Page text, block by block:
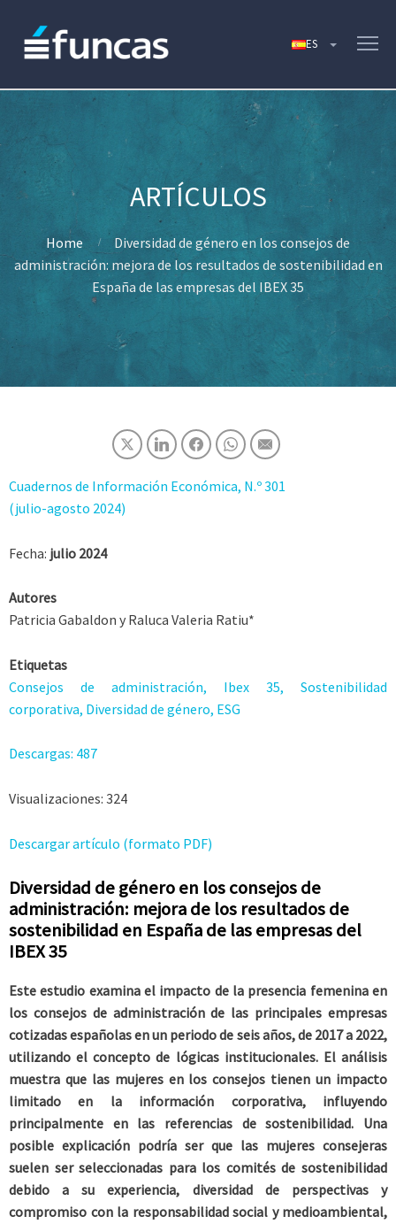
Home
Diversidad de género en los consejos de
administración: mejora de los resultados de sostenibilidad en
España de las empresas del IBEX 35
Cuadernos de Información Económica, N.º 301
(julio-agosto 2024)
Fecha: julio 2024
Autores
Patricia Gabaldon y Raluca Valeria Ratiu*
Etiquetas
Consejos de administración, Ibex 35, Sostenibilidad
corporativa, Diversidad de género, ESG
Descargas: 487
Visualizaciones: 324
Descargar artículo (formato PDF)
Diversidad de género en los consejos de
administración: mejora de los resultados de
sostenibilidad en España de las empresas del
IBEX 35
Este estudio examina el impacto de la presencia femenina en
los consejos de administración de las principales empresas
cotizadas españolas en un periodo de seis años, de 2017 a 2022,
utilizando el concepto de lógicas institucionales. El análisis
muestra que las mujeres en los consejos tienen un impacto
limitado en la información corporativa, influyendo
principalmente en las referencias de sostenibilidad. Una
posible explicación podría ser que las mujeres consejeras
suelen ser seleccionadas para los comités de sostenibilidad
debido a su experiencia, diversidad de perspectivas y
compromiso con la responsabilidad social y medioambiental,